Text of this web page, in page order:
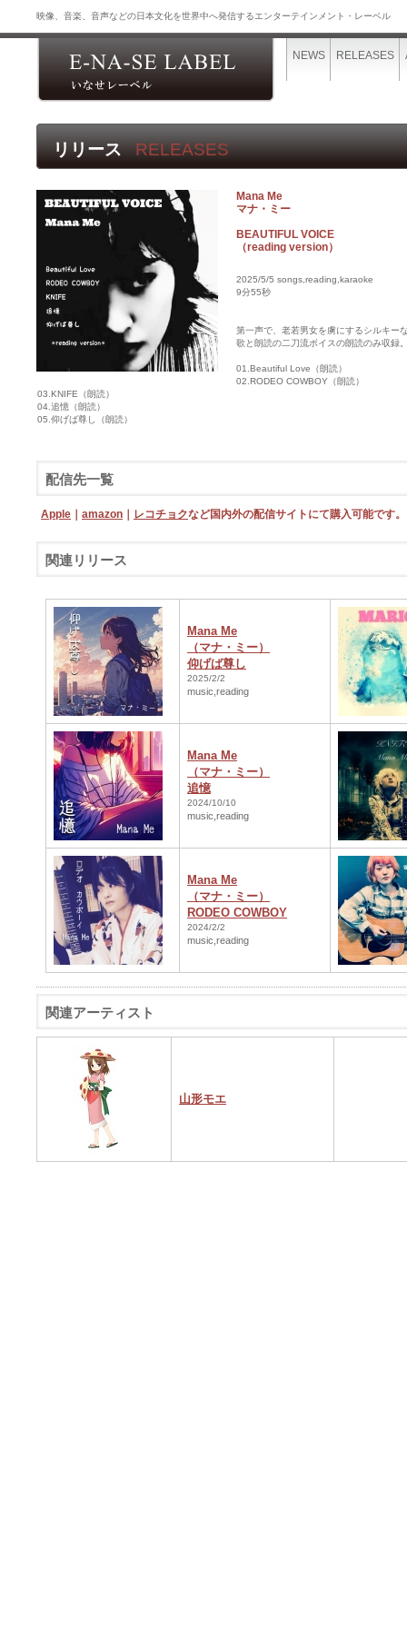
映像、音楽、音声などの日本文化を世界中へ発信するエンターテインメント・レーベル
リリース RELEASES
Mana Me
マナ・ミー
BEAUTIFUL VOICE
（reading version）
2025/5/5 songs,reading,karaoke
9分55秒
第一声で、老若男女を虜にするシルキー
歌と朗読の二刀流ボイスの朗読のみ収録
01.Beautiful Love（朗読）
02.RODEO COWBOY（朗読）
03.KNIFE（朗読）
04.追憶（朗読）
05.仰げば尊し（朗読）
配信先一覧
Apple amazon レコチョクなど国内外の配信サイトにて購入可能です。
関連リリース
Mana Me
（マナ・ミー）
仰げば尊し
2025/2/2
music,reading
Mana Me
（マナ・ミー）
追憶
2024/10/10
music,reading
Mana Me
（マナ・ミー）
RODEO COWBOY
2024/2/2
music,reading
関連アーティスト
山形モエ
NEWS RELEASES